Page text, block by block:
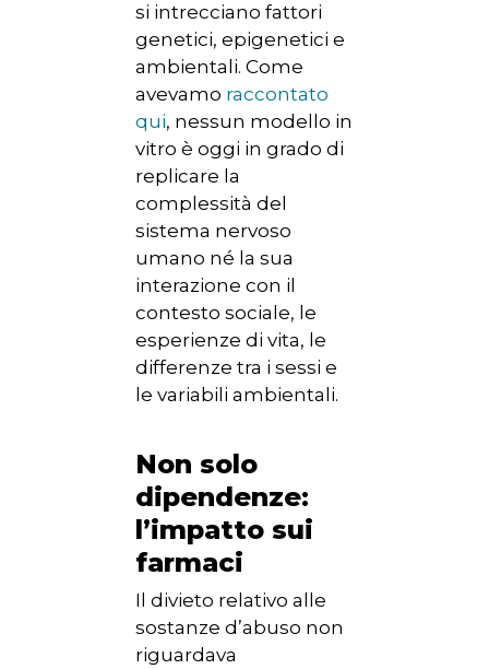
si intrecciano fattori
genetici, epigenetici e
ambientali. Come
avevamo raccontato
qui, nessun modello in
vitro è oggi in grado di
replicare la
complessità del
sistema nervoso
umano né la sua
interazione con il
contesto sociale, le
esperienze di vita, le
differenze tra i sessi e
le variabili ambientali.
Non solo
dipendenze:
l’impatto sui
farmaci
Il divieto relativo alle
sostanze d’abuso non
riguardava